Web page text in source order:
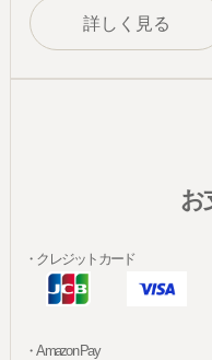
詳しく見る
お
・クレジットカード
・Amazon Pay